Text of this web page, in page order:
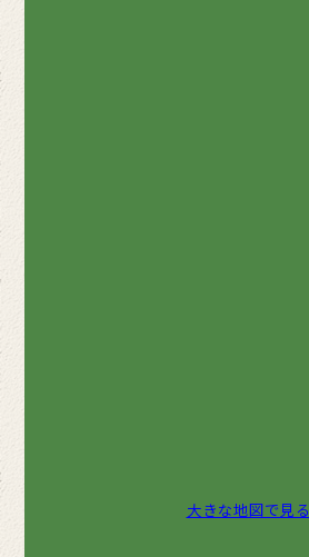
大きな地図で見る